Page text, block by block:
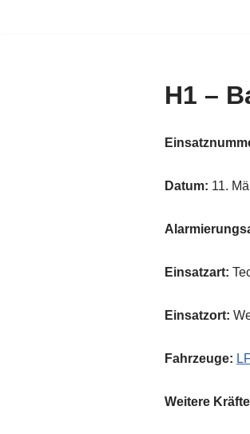
H1 –
Datum: 11.
Einsatzart:
Einsatzort:
Fahrzeuge:
Weitere